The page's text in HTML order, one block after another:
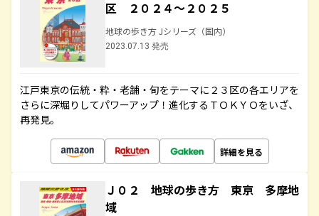
区 ２０２４～２０２５
地球の歩き方 Jシリーズ（国内）
2023.07.13 発売
江戸東京の伝統・粋・老舗・旬をテーマに２３区の各エリアを
さらに深堀りしてパワーアップ！進化するＴＯＫＹＯをいざ、
再発見。
詳細を見る
Ｊ０２ 地球の歩き方 東京 多摩地
域